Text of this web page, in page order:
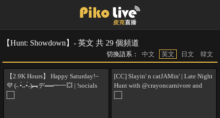
【Hunt: Showdown】- 英文 共 29 個頻道
切換語系： 中文 英文 日文 韓文
【2.9K Hours】 Happy Saturday!~
💜 (˵ •̀ᴗ•́˵)︻デ══━一💥 | !socials
[CC] Slayin' n catJAMin' | Late Night
Hunt with @crayoncarnivore and